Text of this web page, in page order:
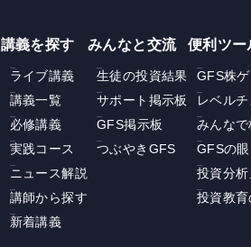
講義を探す
ライブ講義
講義一覧
必修講義
実践コース
ニュース解説
講師から探す
新着講義
みんなと交流
生徒の投資結果
サポート掲示板
GFS掲示板
つぶやきGFS
便利ツー
GFS株ゲ
レベル
みんなで
GFSの眼
投資分析
投資教